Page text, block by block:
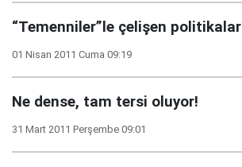
“Temenniler”le çelişen politikalar
01 Nisan 2011 Cuma 09:19
Ne dense, tam tersi oluyor!
31 Mart 2011 Perşembe 09:01